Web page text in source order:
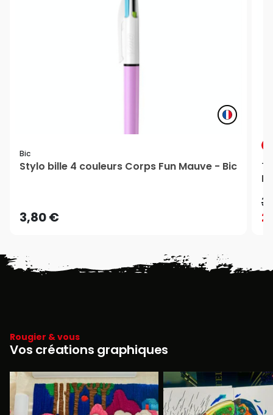
Bic
Stylo bille 4 couleurs Corps Fun Mauve - Bic
3,80 €
Rougier & vous
Vos créations graphiques